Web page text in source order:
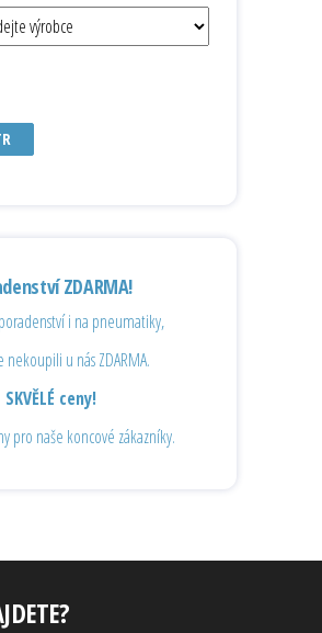
ZDARMA!
i na pneumatiky,
nekoupili u nás ZDARMA.
SKVĚLÉ ceny!
pro naše koncové zákazníky.